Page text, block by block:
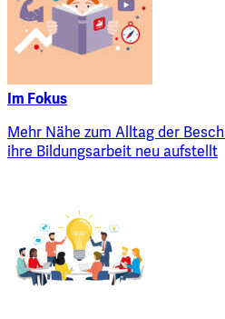
Im Fokus
Mehr Nähe zum Alltag der
ihre Bildungsarbeit neu aufstellt